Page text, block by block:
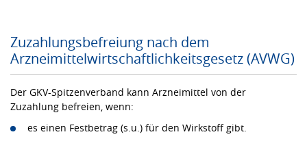
Zuzahlungsbefreiung nach dem
Arzneimittelwirtschaftlichkeitsgesetz (AVWG)
Der GKV-Spitzenverband kann Arzneimittel von der
Zuzahlung befreien, wenn:
es einen Festbetrag (s.u.) für den Wirkstoff gibt.